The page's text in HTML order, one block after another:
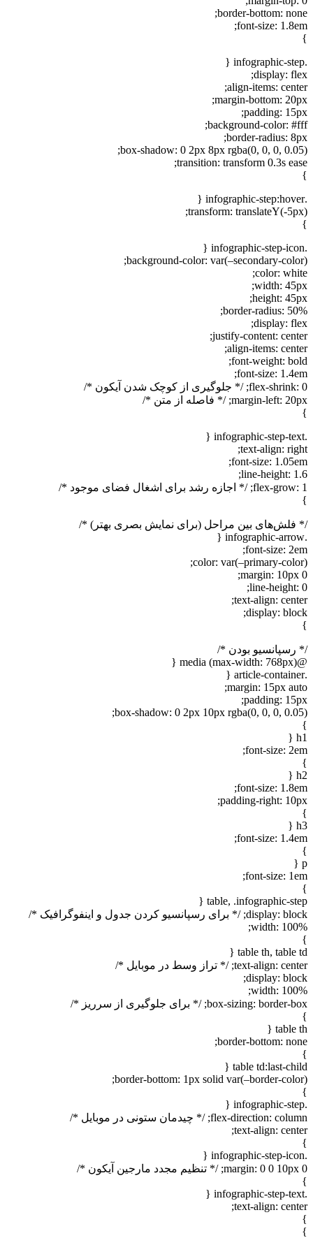
border-bottom: none;
font-size: 1.8em;
}
.infographic-step {
display: flex;
align-items: center;
margin-bottom: 20px;
padding: 15px;
background-color: #fff;
border-radius: 8px;
box-shadow: 0 2px 8px rgba(0, 0, 0, 0.05);
transition: transform 0.3s ease;
}
.infographic-step:hover {
transform: translateY(-5px);
}
.infographic-step-icon {
background-color: var(–secondary-color);
color: white;
width: 45px;
height: 45px;
border-radius: 50%;
display: flex;
justify-content: center;
align-items: center;
font-weight: bold;
font-size: 1.4em;
flex-shrink: 0; /* جلوگیری از کوچک شدن آیکون */
margin-left: 20px; /* فاصله از متن */
}
.infographic-step-text {
text-align: right;
font-size: 1.05em;
line-height: 1.6;
flex-grow: 1; /* اجازه رشد برای اشغال فضای موجود */
}
/* فلش‌های بین مراحل (برای نمایش بصری بهتر) */
.infographic-arrow {
font-size: 2em;
color: var(–primary-color);
margin: 10px 0;
line-height: 0;
text-align: center;
display: block;
}
/* رسپانسیو بودن */
@media (max-width: 768px) {
.article-container {
margin: 15px auto;
padding: 15px;
box-shadow: 0 2px 10px rgba(0, 0, 0, 0.05);
}
h1 {
font-size: 2em;
}
h2 {
font-size: 1.8em;
padding-right: 10px;
}
h3 {
font-size: 1.4em;
}
p {
font-size: 1em;
}
table, .infographic-step {
display: block; /* برای رسپانسیو کردن جدول و اینفوگرافیک */
width: 100%;
}
table th, table td {
text-align: center; /* تراز وسط در موبایل */
display: block;
width: 100%;
box-sizing: border-box; /* برای جلوگیری از سرریز */
}
table th {
border-bottom: none;
}
table td:last-child {
border-bottom: 1px solid var(–border-color);
}
.infographic-step {
flex-direction: column; /* چیدمان ستونی در موبایل */
text-align: center;
}
.infographic-step-icon {
margin: 0 0 10px 0; /* تنظیم مجدد مارجین آیکون */
}
.infographic-step-text {
text-align: center;
}
}